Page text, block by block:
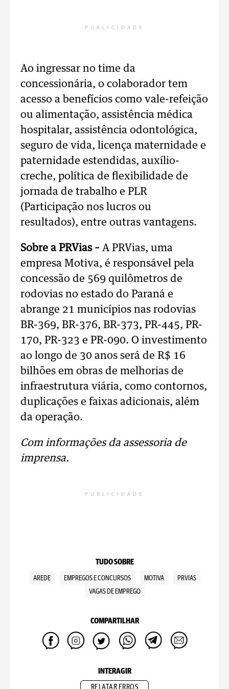
PUBLICIDADE
Ao ingressar no time da
concessionária, o colaborador tem
acesso a benefícios como vale-refeição
ou alimentação, assistência médica
hospitalar, assistência odontológica,
seguro de vida, licença maternidade e
paternidade estendidas, auxílio-
creche, política de flexibilidade de
jornada de trabalho e PLR
(Participação nos lucros ou
resultados), entre outras vantagens.
Sobre a PRVias – A PRVias, uma
empresa Motiva, é responsável pela
concessão de 569 quilômetros de
rodovias no estado do Paraná e
abrange 21 municípios nas rodovias
BR-369, BR-376, BR-373, PR-445, PR-
170, PR-323 e PR-090. O investimento
ao longo de 30 anos será de R$ 16
bilhões em obras de melhorias de
infraestrutura viária, como contornos,
duplicações e faixas adicionais, além
da operação.
Com informações da assessoria de
imprensa.
PUBLICIDADE
TUDO SOBRE
AREDE EMPREGOS E CONCURSOS MOTIVA
PRVIAS
VAGAS DE EMPREGO
COMPARTILHAR
INTERAGIR
RELATAR ERROS